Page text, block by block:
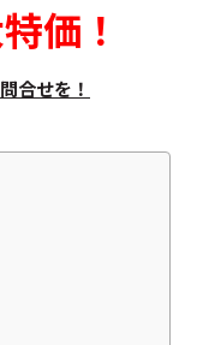
価 ！
合せを！